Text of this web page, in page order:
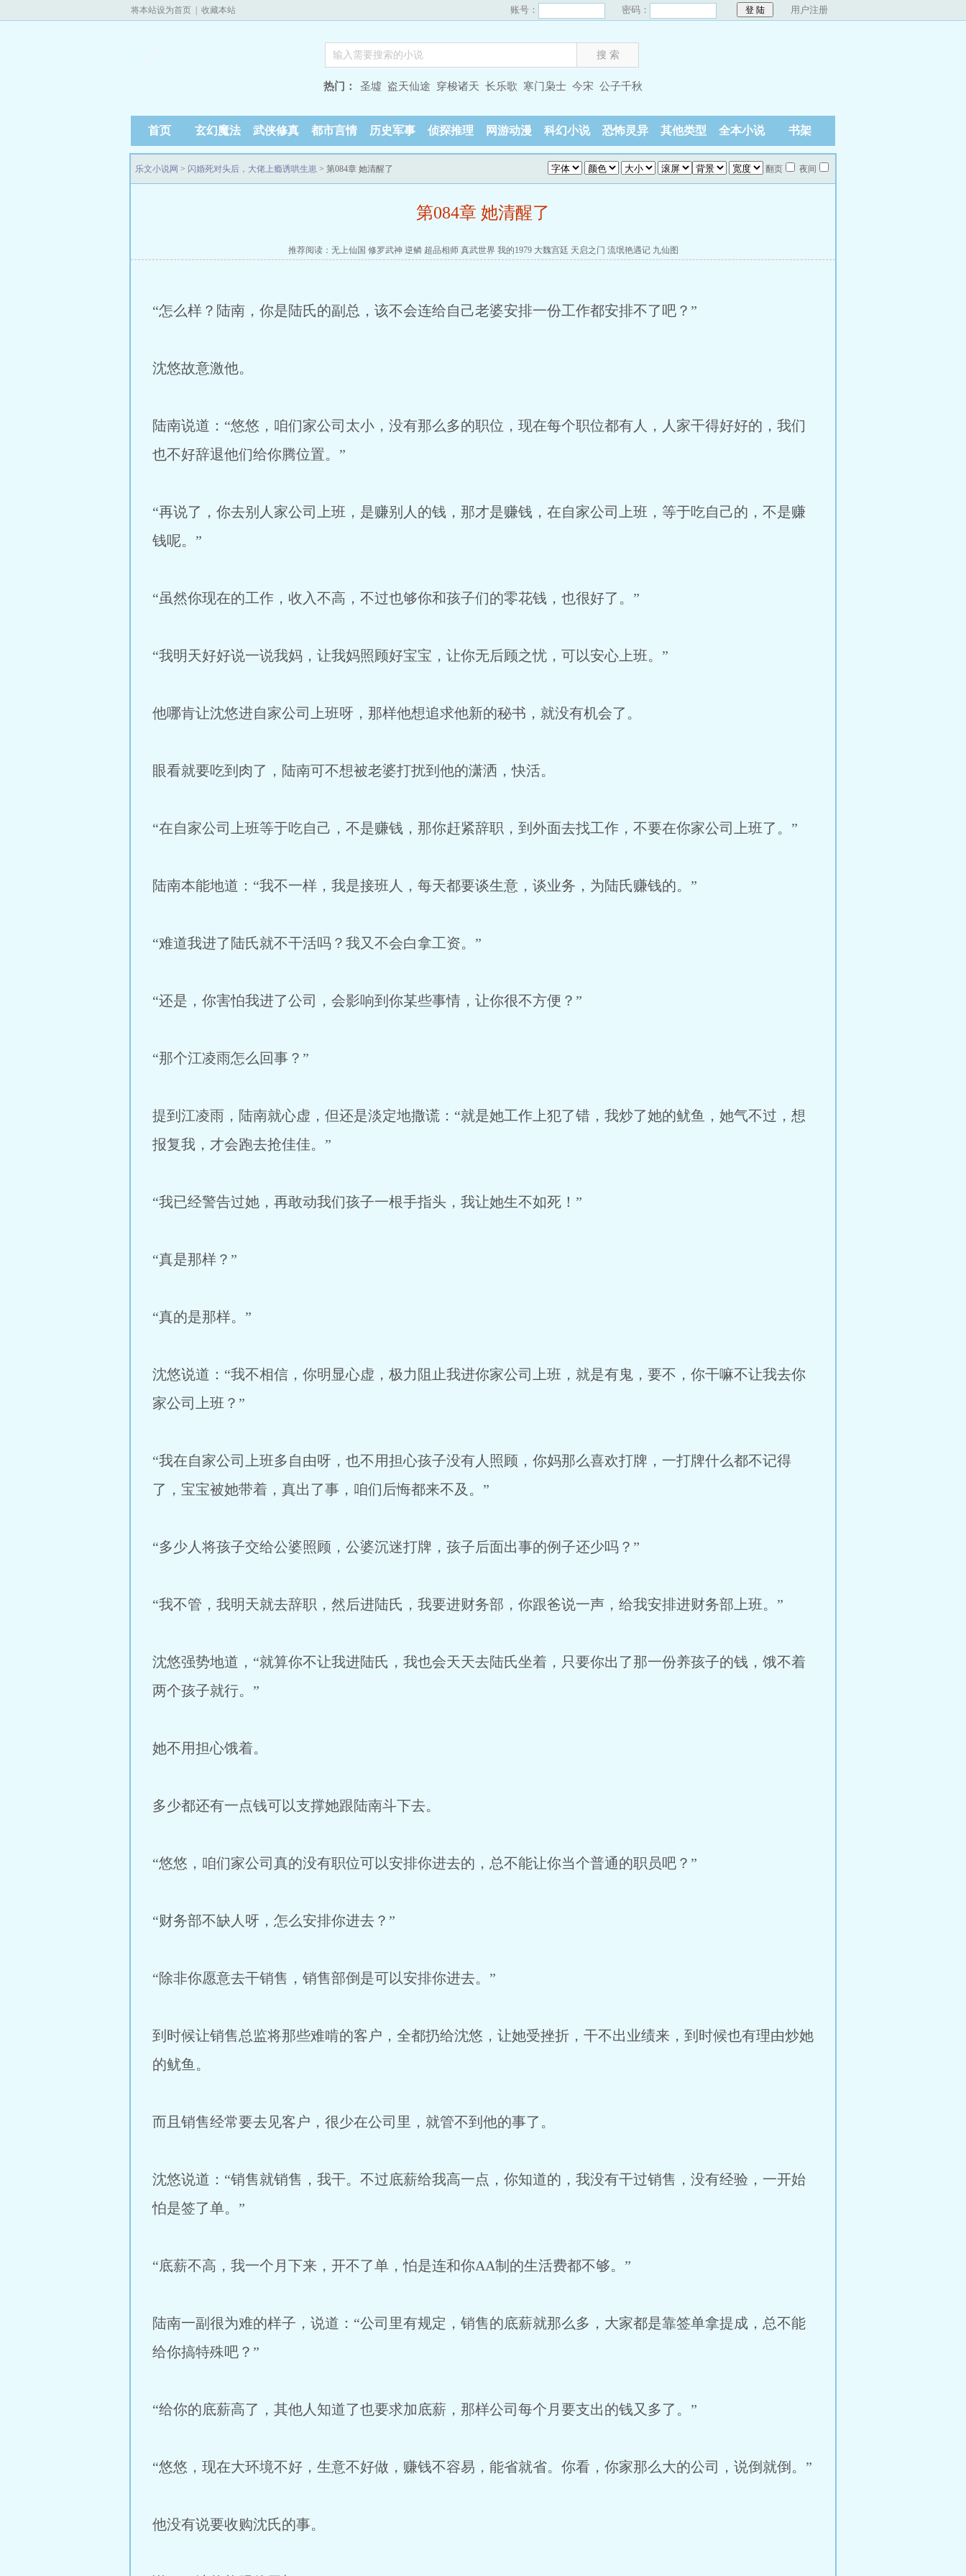
将本站设为首页 收藏本站 账号： 密码： 用户注册
热门： 圣墟 盗天仙途 穿梭诸天 长乐歌 寒门枭士 今宋 公子千秋
首页 玄幻魔法 武侠修真 都市言情 历史军事 侦探推理 网游动漫 科幻小说 恐怖灵异 其他类型 全本小说 书架
乐文小说网 > 闪婚死对头后，大佬上瘾诱哄生崽 > 第084章 她清醒了 翻页 夜间
第084章 她清醒了
推荐阅读： 无上仙国 修罗武神 逆鳞 超品相师 真武世界 我的1979 大魏宫廷 天启之门 流氓艳遇记 九仙图
“怎么样？陆南，你是陆氏的副总，该不会连给自己老婆安排一份工作都安排不了吧？”
沈悠故意激他。
陆南说道：“悠悠，咱们家公司太小，没有那么多的职位，现在每个职位都有人，人家干得好好的，我们
也不好辞退他们给你腾位置。”
“再说了，你去别人家公司上班，是赚别人的钱，那才是赚钱，在自家公司上班，等于吃自己的，不是赚
钱呢。”
“虽然你现在的工作，收入不高，不过也够你和孩子们的零花钱，也很好了。”
“我明天好好说一说我妈，让我妈照顾好宝宝，让你无后顾之忧，可以安心上班。”
他哪肯让沈悠进自家公司上班呀，那样他想追求他新的秘书，就没有机会了。
眼看就要吃到肉了，陆南可不想被老婆打扰到他的潇洒，快活。
“在自家公司上班等于吃自己，不是赚钱，那你赶紧辞职，到外面去找工作，不要在你家公司上班了。”
陆南本能地道：“我不一样，我是接班人，每天都要谈生意，谈业务，为陆氏赚钱的。”
“难道我进了陆氏就不干活吗？我又不会白拿工资。”
“还是，你害怕我进了公司，会影响到你某些事情，让你很不方便？”
“那个江凌雨怎么回事？”
提到江凌雨，陆南就心虚，但还是淡定地撒谎：“就是她工作上犯了错，我炒了她的鱿鱼，她气不过，想
报复我，才会跑去抢佳佳。”
“我已经警告过她，再敢动我们孩子一根手指头，我让她生不如死！”
“真是那样？”
“真的是那样。”
沈悠说道：“我不相信，你明显心虚，极力阻止我进你家公司上班，就是有鬼，要不，你干嘛不让我去你
家公司上班？”
“我在自家公司上班多自由呀，也不用担心孩子没有人照顾，你妈那么喜欢打牌，一打牌什么都不记得
了，宝宝被她带着，真出了事，咱们后悔都来不及。”
“多少人将孩子交给公婆照顾，公婆沉迷打牌，孩子后面出事的例子还少吗？”
“我不管，我明天就去辞职，然后进陆氏，我要进财务部，你跟爸说一声，给我安排进财务部上班。”
沈悠强势地道，“就算你不让我进陆氏，我也会天天去陆氏坐着，只要你出了那一份养孩子的钱，饿不着
两个孩子就行。”
她不用担心饿着。
多少都还有一点钱可以支撑她跟陆南斗下去。
“悠悠，咱们家公司真的没有职位可以安排你进去的，总不能让你当个普通的职员吧？”
“财务部不缺人呀，怎么安排你进去？”
“除非你愿意去干销售，销售部倒是可以安排你进去。”
到时候让销售总监将那些难啃的客户，全都扔给沈悠，让她受挫折，干不出业绩来，到时候也有理由炒她
的鱿鱼。
而且销售经常要去见客户，很少在公司里，就管不到他的事了。
沈悠说道：“销售就销售，我干。不过底薪给我高一点，你知道的，我没有干过销售，没有经验，一开始
怕是签了单。”
“底薪不高，我一个月下来，开不了单，怕是连和你AA制的生活费都不够。”
陆南一副很为难的样子，说道：“公司里有规定，销售的底薪就那么多，大家都是靠签单拿提成，总不能
给你搞特殊吧？”
“给你的底薪高了，其他人知道了也要求加底薪，那样公司每个月要支出的钱又多了。”
“悠悠，现在大环境不好，生意不好做，赚钱不容易，能省就省。你看，你家那么大的公司，说倒就倒。”
他没有说要收购沈氏的事。